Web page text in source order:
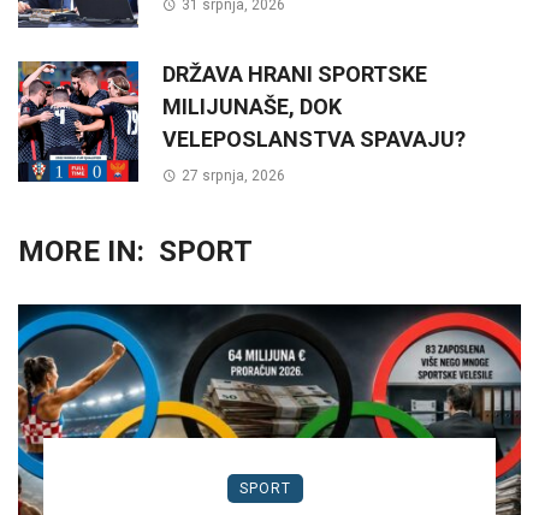
31 srpnja, 2026
DRŽAVA HRANI SPORTSKE
MILIJUNAŠE, DOK
VELEPOSLANSTVA SPAVAJU?
27 srpnja, 2026
MORE IN: SPORT
SPORT